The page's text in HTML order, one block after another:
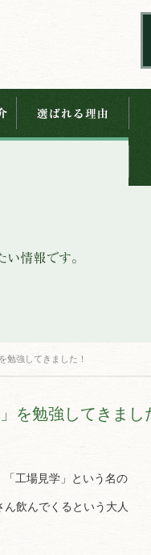
勉強してきました！
を勉強してきまし
工場見学」という名の
飲んでくるという大人